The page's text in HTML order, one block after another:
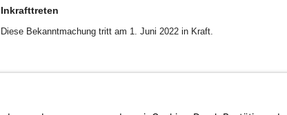
Inkrafttreten
Diese Bekanntmachung tritt am 1. Juni 2022 in Kraft.